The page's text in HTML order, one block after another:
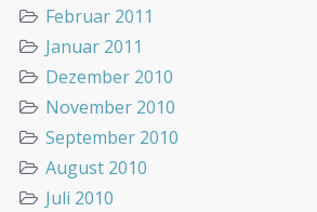
Februar 2011
Januar 2011
Dezember 2010
November 2010
September 2010
August 2010
Juli 2010